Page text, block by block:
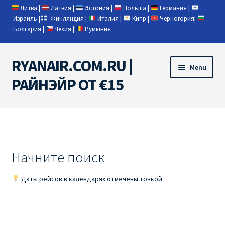
Литва | Латвия | Эстония | Польша | Германия |
Израиль | Финляндия | Италия | Кипр | Черногория|
Болгария | Чехия | Румыния
Skip
to
navigation
Skip
to
content
RYANAIR.COM.RU |
РАЙНЭЙР ОТ €15
Menu
RYANAIR PL ОТ € 9
Начните поиск
Даты рейсов в календарях отмечены точкой